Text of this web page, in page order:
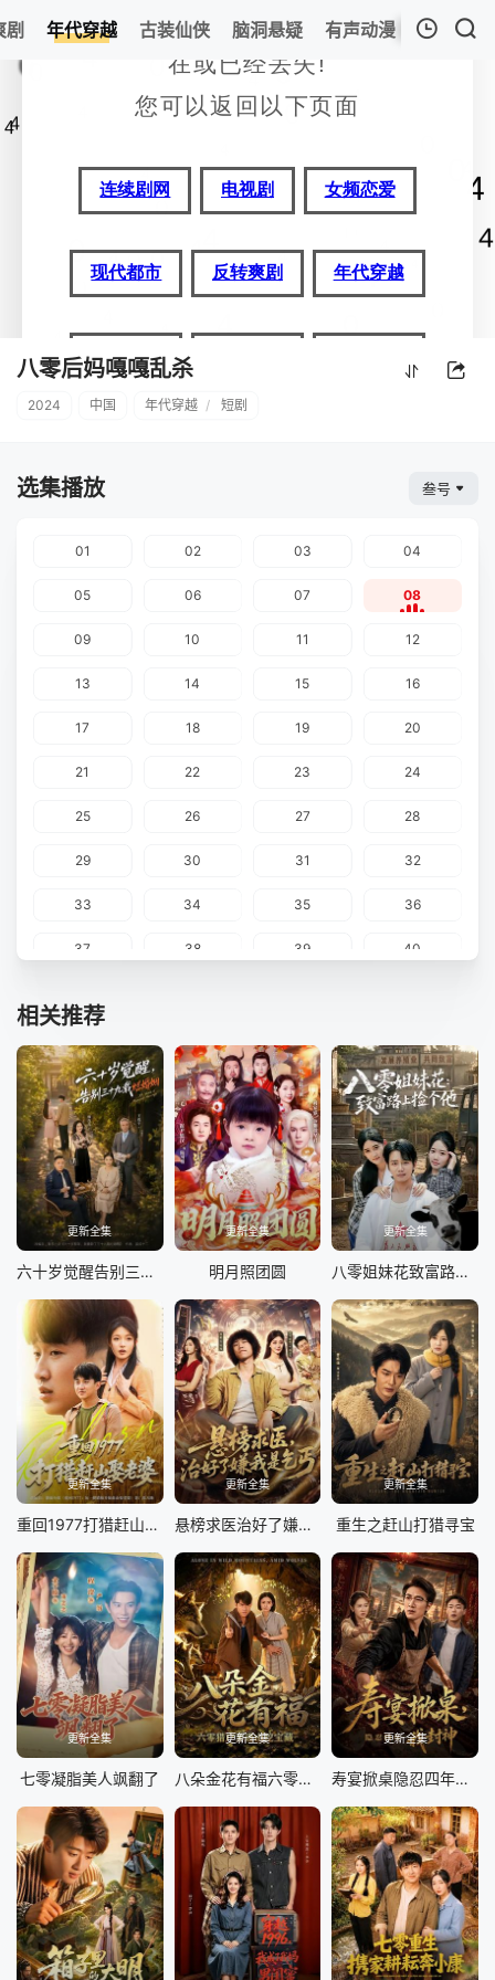
剧 年代穿越 古装仙侠 脑洞悬疑 有声动漫
清空
八零后妈嘎嘎乱杀
2024 中国 年代穿越 / 短剧
选集播放 叁号
01 02 03 04
05 06 07 08
09 10 11 12
13 14 15 16
17 18 19 20
21 22 23 24
25 26 27 28
29 30 31 32
33 34 35 36
37 38 39 40
49 50 51 52
53 54 55 56
57 58 59 60
61 62
相关推荐
更新全集
六十岁觉醒告别三十九载烂婚姻
更新全集
明月照团圆
更新全集
八零姐妹花致富路上捡个他
更新全集
重回1977打猎赶山娶老婆
更新全集
悬榜求医治好了嫌我是乞丐
更新全集
重生之赶山打猎寻宝
更新全集
七零凝脂美人飒翻了
更新全集
八朵金花有福六零猎户爹进山挖宝藏
更新全集
寿宴掀桌隐忍四年我封神